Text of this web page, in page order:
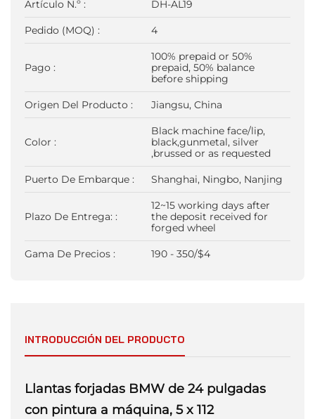
Artículo N.º : DH-AL19
Pedido (MOQ) : 4
Pago :
100% prepaid or 50%
prepaid, 50% balance
before shipping
Origen Del Producto : Jiangsu, China
Color :
Black machine face/lip,
black,gunmetal, silver
,brussed or as requested
Puerto De Embarque : Shanghai, Ningbo, Nanjing
Plazo De Entrega: :
12~15 working days after
the deposit received for
forged wheel
Gama De Precios : 190 - 350/$4
INTRODUCCIÓN DEL PRODUCTO
Llantas forjadas BMW de 24 pulgadas
con pintura a máquina, 5 x 112